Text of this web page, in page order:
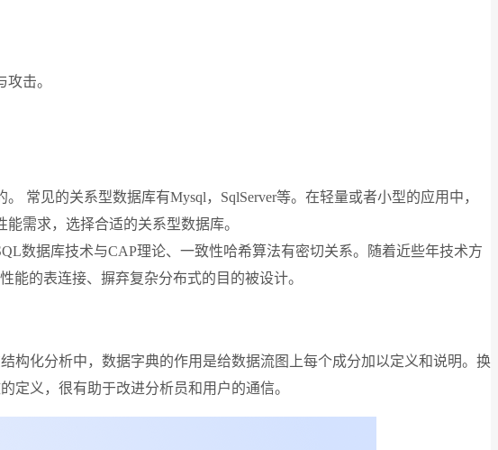
击。
常见的关系型数据库有Mysql，SqlServer等。在轻量或者小型的应用中，
需求，选择合适的关系型数据库。
数据库技术与CAP理论、一致性哈希算法有密切关系。随着近些年技术方
能的表连接、摒弃复杂分布式的目的被设计。
构化分析中，数据字典的作用是给数据流图上每个成分加以定义和说明。换
定义，很有助于改进分析员和用户的通信。